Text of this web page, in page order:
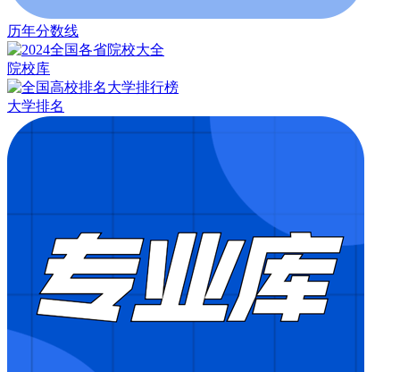
历年分数线
院校库
大学排名